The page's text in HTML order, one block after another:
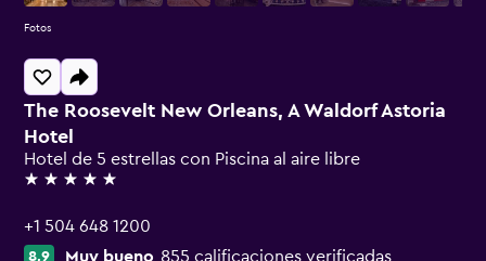
The Roosevelt New Orleans, A Waldorf Astoria
Hotel
Hotel de 5 estrellas con Piscina al aire libre
5 estrellas
+1 504 648 1200
8,9 Muy bueno 855 calificaciones verificadas
Fotos